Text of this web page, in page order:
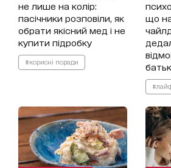
не лише на колір:
пасічники розповіли, як
обрати якісний мед і не
купити підробку
#корисні поради
що